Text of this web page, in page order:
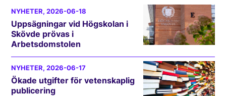
NYHETER, 2026-06-18
Uppsägningar vid Högskolan i
Skövde prövas i
Arbetsdomstolen
NYHETER, 2026-06-17
Ökade utgifter för vetenskaplig
publicering